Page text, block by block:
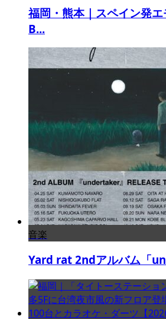
福岡・熊本｜スペイン発
B...
音楽
Yard rat 2ndアルバム「